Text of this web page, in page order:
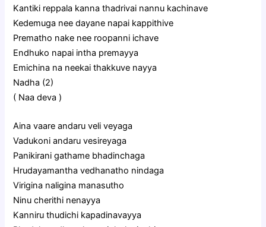
Kantiki reppala kanna thadrivai nannu kachinave
Kedemuga nee dayane napai kappithive
Prematho nake nee roopanni ichave
Endhuko napai intha premayya
Emichina na neekai thakkuve nayya
Nadha (2)
( Naa deva )
Aina vaare andaru veli veyaga
Vadukoni andaru vesireyaga
Panikirani gathame bhadinchaga
Hrudayamantha vedhanatho nindaga
Virigina naligina manasutho
Ninu cherithi nenayya
Kanniru thudichi kapadinavayya